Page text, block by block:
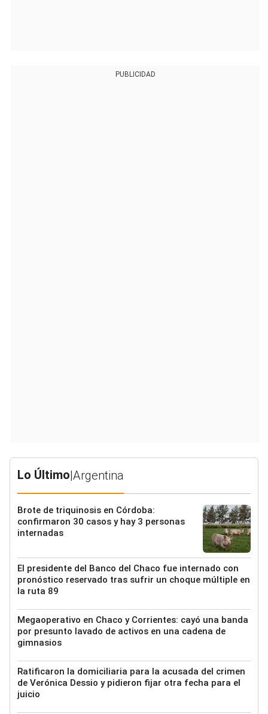
PUBLICIDAD
Lo Último|Argentina
Brote de triquinosis en Córdoba:
confirmaron 30 casos y hay 3 personas
internadas
El presidente del Banco del Chaco fue internado con
pronóstico reservado tras sufrir un choque múltiple en
la ruta 89
Megaoperativo en Chaco y Corrientes: cayó una banda
por presunto lavado de activos en una cadena de
gimnasios
Ratificaron la domiciliaria para la acusada del crimen
de Verónica Dessio y pidieron fijar otra fecha para el
juicio